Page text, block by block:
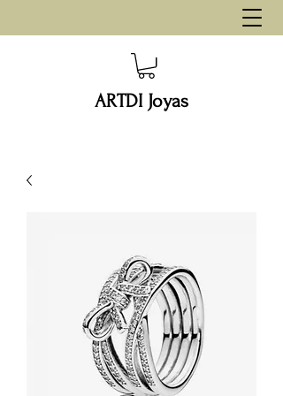
ARTDI Joyas